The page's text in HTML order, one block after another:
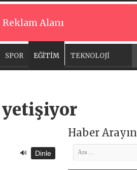
Reklam Alanı
SPOR EĞİTİM TEKNOLOJİ
yetişiyor
🔊 Dinle
Haber Arayın